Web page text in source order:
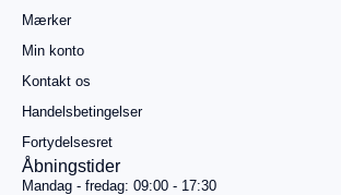
gratis
betaling
kurv
Mærker
Min konto
Kontakt os
Handelsbetingelser
Fortydelsesret
Åbningstider
Mandag - fredag: 09:00 - 17:30